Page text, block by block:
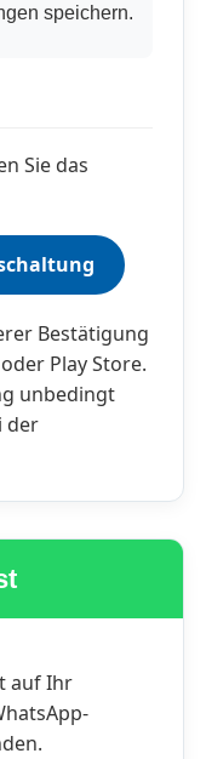
speichern.
Sie das
Bestätigung
Play Store.
unbedingt
der
auf Ihr